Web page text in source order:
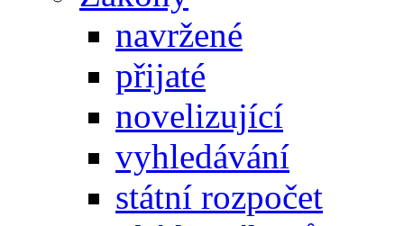
navržené
přijaté
novelizující
vyhledávání
státní rozpočet